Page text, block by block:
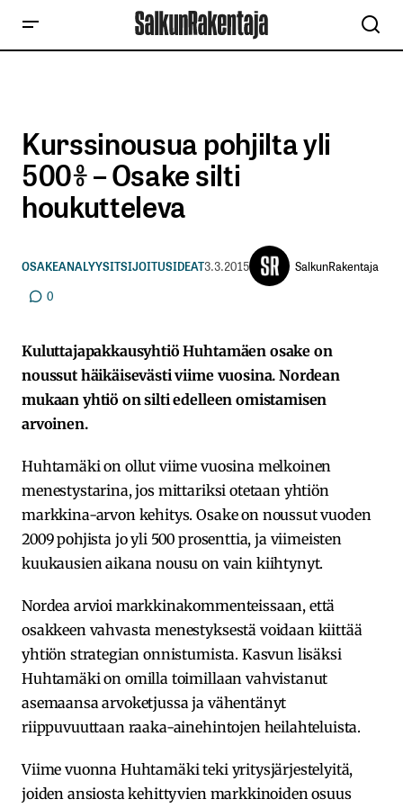
Kurssinousua pohjilta yli
500% – Osake silti
houkutteleva
OSAKEANALYYSITSIJOITUSIDEAT3.3.2015
SalkunRakentaja
0
Kuluttajapakkausyhtiö Huhtamäen osake on
noussut häikäisevästi viime vuosina. Nordean
mukaan yhtiö on silti edelleen omistamisen
arvoinen.
Huhtamäki on ollut viime vuosina melkoinen
menestystarina, jos mittariksi otetaan yhtiön
markkina-arvon kehitys. Osake on noussut vuoden
2009 pohjista jo yli 500 prosenttia, ja viimeisten
kuukausien aikana nousu on vain kiihtynyt.
Nordea arvioi markkinakommenteissaan, että
osakkeen vahvasta menestyksestä voidaan kiittää
yhtiön strategian onnistumista. Kasvun lisäksi
Huhtamäki on omilla toimillaan vahvistanut
asemaansa arvoketjussa ja vähentänyt
riippuvuuttaan raaka-ainehintojen heilahteluista.
Viime vuonna Huhtamäki teki yritysjärjestelyitä,
joiden ansiosta kehittyvien markkinoiden osuus